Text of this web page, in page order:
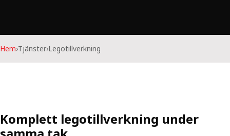
Hem›Tjänster›Legotillverkning
Komplett legotillverkning under